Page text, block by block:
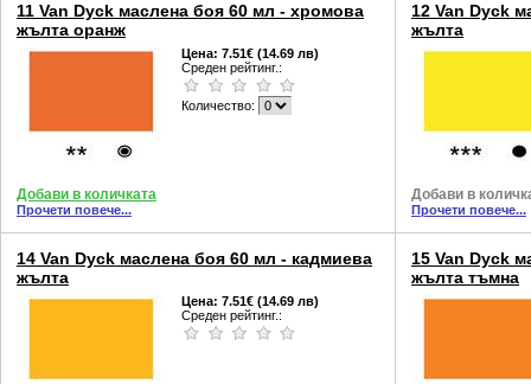
11 Van Dyck маслена боя 60 мл - хромова
жълтa оранж
Цена: 7.51€ (14.69 лв)
Среден рейтинг.:
Количество:
Добави в количката
Прочети повече...
12 Van Dyck
жълта
Добави в
Прочети повече...
14 Van Dyck маслена боя 60 мл - кадмиева
жълта
Цена: 7.51€ (14.69 лв)
Среден рейтинг.:
15 Van Dyck
жълта тъмна